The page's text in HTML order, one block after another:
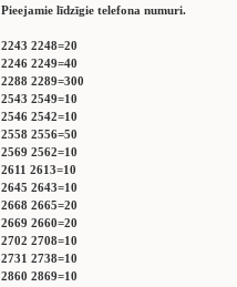
Pieejamie līdzīgie telefona numuri.
2243 2248=20
2246 2249=40
2288 2289=300
2543 2549=10
2546 2542=10
2558 2556=50
2569 2562=10
2611 2613=10
2645 2643=10
2668 2665=20
2669 2660=20
2702 2708=10
2731 2738=10
2860 2869=10